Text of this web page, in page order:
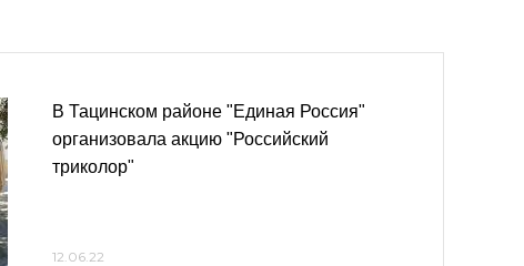
В Тацинском районе "Единая Россия"
организовала акцию "Российский
триколор"
12.06.22